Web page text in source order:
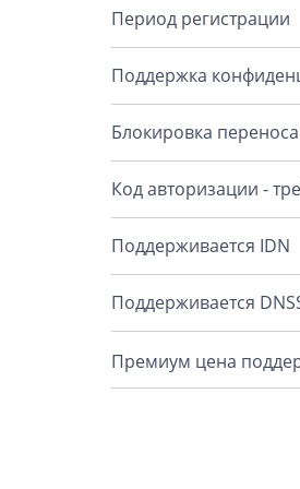
Период регистрации
Поддержка
Блокировка
Код авторизации -
Поддерживается IDN
Поддерживается
Премиум цена